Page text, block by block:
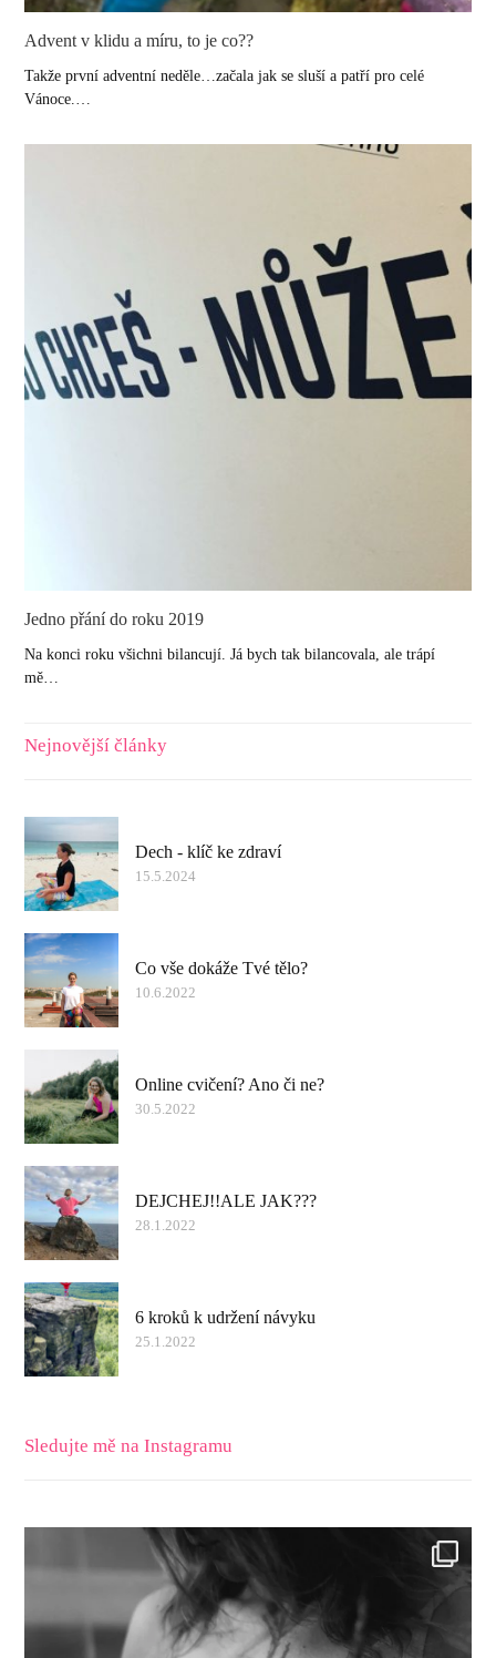
Advent v klidu a míru, to je co??
Takže první adventní neděle…začala jak se sluší a patří pro celé
Vánoce.…
Jedno přání do roku 2019
Na konci roku všichni bilancují. Já bych tak bilancovala, ale trápí
mě…
Nejnovější články
Dech - klíč ke zdraví
15.5.2024
Co vše dokáže Tvé tělo?
10.6.2022
Online cvičení? Ano či ne?
30.5.2022
DEJCHEJ!!ALE JAK???
28.1.2022
6 kroků k udržení návyku
25.1.2022
Sledujte mě na Instagramu